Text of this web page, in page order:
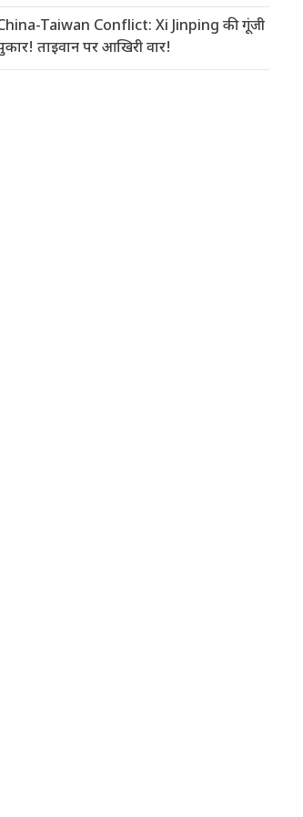
Taiwan Conflict: Xi Jinping की गूंजी
ताइवान पर आखिरी वार!